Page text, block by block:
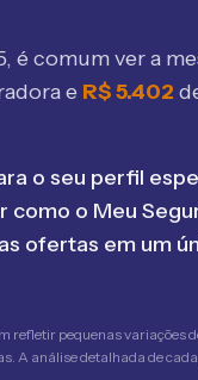
, é comum ver a
e R$5.402
o seu perfil
como o Meu
ofertas em um
refletir pequenas variações
A análise detalhada de